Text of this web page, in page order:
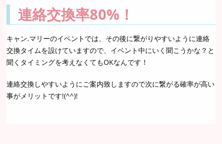
連絡交換率80%！
キャン.マリーのイベントでは、その後に繋がりやすいように連絡
交換タイムを設けていますので、イベント中にいく聞こうかな？と
聞くタイミングを考えなくてもOKなんです！
連絡交換しやすいようにご案内致しますので次に繋がる確率が高い
事がメリットです!(^^)!